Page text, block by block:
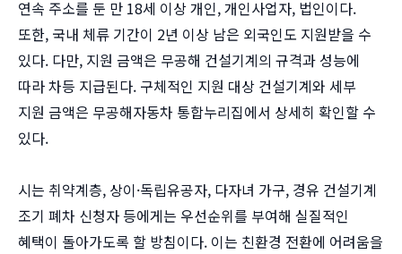
연속 주소를 둔 만 18세 이상 개인, 개인사업자, 법인이다.
또한, 국내 체류 기간이 2년 이상 남은 외국인도 지원받을 수
있다. 다만, 지원 금액은 무공해 건설기계의 규격과 성능에
따라 차등 지급된다. 구체적인 지원 대상 건설기계와 세부
지원 금액은 무공해자동차 통합누리집에서 상세히 확인할 수
있다.
시는 취약계층, 상이·독립유공자, 다자녀 가구, 경유 건설기계
조기 폐차 신청자 등에게는 우선순위를 부여해 실질적인
혜택이 돌아가도록 할 방침이다. 이는 친환경 전환에 어려움을